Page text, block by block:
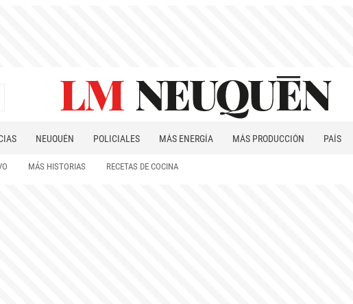
NEUQUÉN POLICIALES MÁS ENERGÍA MÁS PRODUCCIÓN PAÍS
MÁS HISTORIAS RECETAS DE COCINA